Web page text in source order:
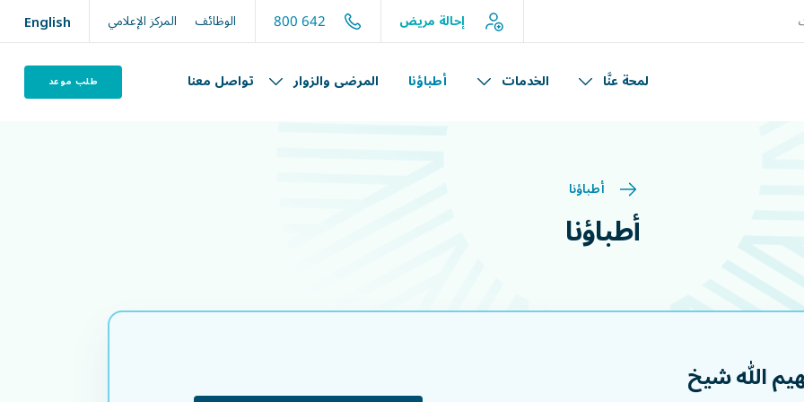
إحالة مريض 800 642 الوظائف المركز الإعلامي English
لمحة عنَّا الخدمات أطباؤنا المرضى والزوار تواصل معنا طلب موعد
أطباؤنا
أطباؤنا
الله شيخ